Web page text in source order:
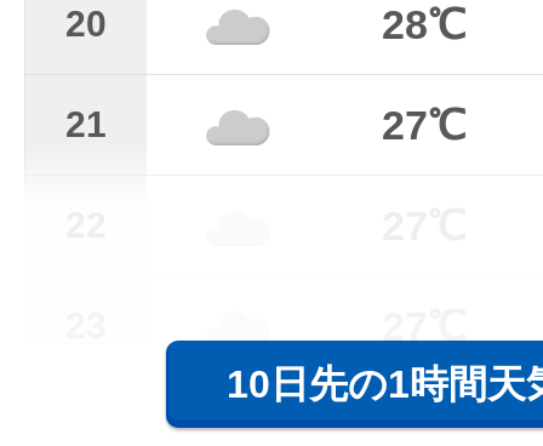
20 28℃
21 27℃
10日先の1時間天